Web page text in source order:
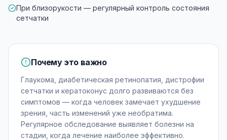
При близорукости — регулярный контроль состояния
сетчатки
Почему это важно
Глаукома, диабетическая ретинопатия, дистрофии
сетчатки и кератоконус долго развиваются без
симптомов — когда человек замечает ухудшение
зрения, часть изменений уже необратима.
Регулярное обследование выявляет болезни на
стадии, когда лечение наиболее эффективно.